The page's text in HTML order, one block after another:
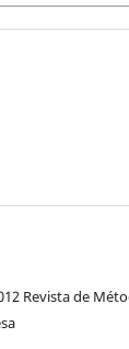
Revista de